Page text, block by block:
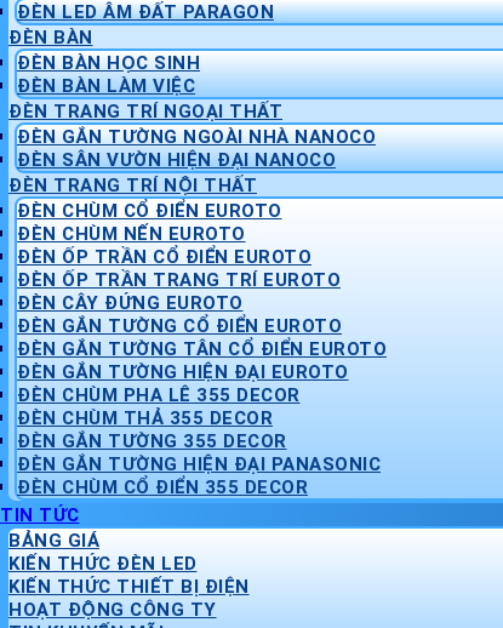
ĐÈN LED ÂM ĐẤT PARAGON
ĐÈN BÀN
ĐÈN BÀN HỌC SINH
ĐÈN BÀN LÀM VIỆC
ĐÈN TRANG TRÍ NGOẠI THẤT
ĐÈN GẮN TƯỜNG NGOÀI NHÀ NANOCO
ĐÈN SÂN VƯỜN HIỆN ĐẠI NANOCO
ĐÈN TRANG TRÍ NỘI THẤT
ĐÈN CHÙM CỔ ĐIỂN EUROTO
ĐÈN CHÙM NẾN EUROTO
ĐÈN ỐP TRẦN CỔ ĐIỂN EUROTO
ĐÈN ỐP TRẦN TRANG TRÍ EUROTO
ĐÈN CÂY ĐỨNG EUROTO
ĐÈN GẮN TƯỜNG CỔ ĐIỂN EUROTO
ĐÈN GẮN TƯỜNG TÂN CỔ ĐIỂN EUROTO
ĐÈN GẮN TƯỜNG HIỆN ĐẠI EUROTO
ĐÈN CHÙM PHA LÊ 355 DECOR
ĐÈN CHÙM THẢ 355 DECOR
ĐÈN GẮN TƯỜNG 355 DECOR
ĐÈN GẮN TƯỜNG HIỆN ĐẠI PANASONIC
ĐÈN CHÙM CỔ ĐIỂN 355 DECOR
TIN TỨC
BẢNG GIÁ
KIẾN THỨC ĐÈN LED
KIẾN THỨC THIẾT BỊ ĐIỆN
HOẠT ĐỘNG CÔNG TY